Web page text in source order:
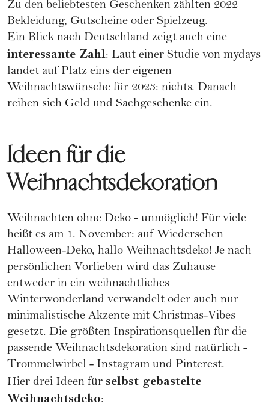
Zu den beliebtesten Geschenken zählten 2022
Bekleidung, Gutscheine oder Spielzeug.
Ein Blick nach Deutschland zeigt auch eine
interessante Zahl: Laut einer Studie von mydays
landet auf Platz eins der eigenen
Weihnachtswünsche für 2023: nichts. Danach
reihen sich Geld und Sachgeschenke ein.
Ideen für die
Weihnachtsdekoration
Weihnachten ohne Deko - unmöglich! Für viele
heißt es am 1. November: auf Wiedersehen
Halloween-Deko, hallo Weihnachtsdeko! Je nach
persönlichen Vorlieben wird das Zuhause
entweder in ein weihnachtliches
Winterwonderland verwandelt oder auch nur
minimalistische Akzente mit Christmas-Vibes
gesetzt. Die größten Inspirationsquellen für die
passende Weihnachtsdekoration sind natürlich -
Trommelwirbel - Instagram und Pinterest.
Hier drei Ideen für selbst gebastelte
Weihnachtsdeko: